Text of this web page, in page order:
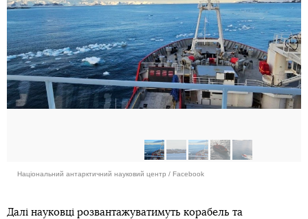
Національний антарктичний науковий центр / Facebook
Далі науковці розвантажуватимуть корабель та